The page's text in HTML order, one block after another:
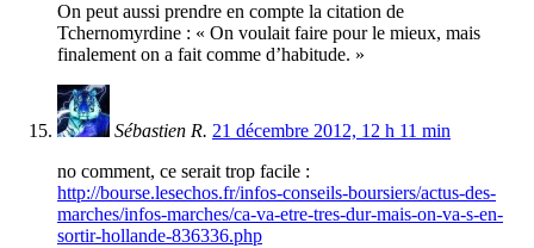
On peut aussi prendre en compte la citation de
Tchernomyrdine : « On voulait faire pour le mieux, mais
finalement on a fait comme d’habitude. »
Sébastien R. 21 décembre 2012, 12 h 11 min
no comment, ce serait trop facile :
http://bourse.lesechos.fr/infos-conseils-boursiers/actus-des-
marches/infos-marches/ca-va-etre-tres-dur-mais-on-va-s-en-
sortir-hollande-836336.php